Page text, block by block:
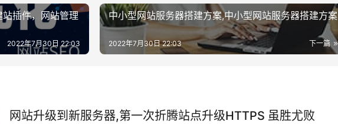
插件，网站管理
2022年7月30日 22:03
中小型网站服务器搭建方案,中小型网站服务器搭建方案
下一篇
2022年7月30日 22:03
网站升级到新服务器,第一次折腾站点升级HTTPS 虽胜尤败